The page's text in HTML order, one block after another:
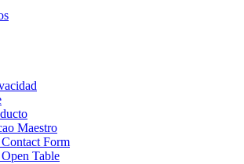
Maestro
Form
Table